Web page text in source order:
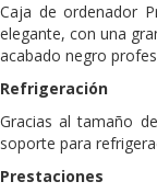
Caja de ordenador
elegante, con una
acabado negro
Refrigeración
Gracias al tamaño
soporte para
Prestaciones